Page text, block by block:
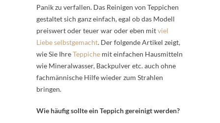
Panik zu verfallen. Das Reinigen von Teppichen
gestaltet sich ganz einfach, egal ob das Modell
preiswert oder teuer war oder eben mitviel
Liebe selbstgemacht. Der folgende Artikel zeigt,
wie Sie IhreTeppiche mit einfachen Hausmitteln
wie Mineralwasser, Backpulver etc. auch ohne
fachmännische Hilfe wieder zum Strahlen
bringen.
Wie häufig sollte ein Teppich gereinigt werden?